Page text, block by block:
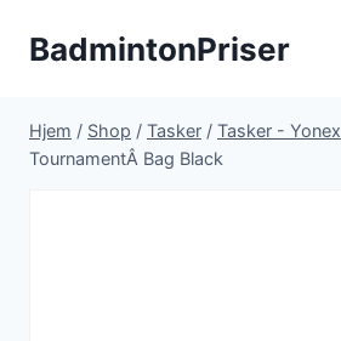
BadmintonPriser
Hjem / Shop / Tasker / Tasker - Yonex
TournamentÂ Bag Black